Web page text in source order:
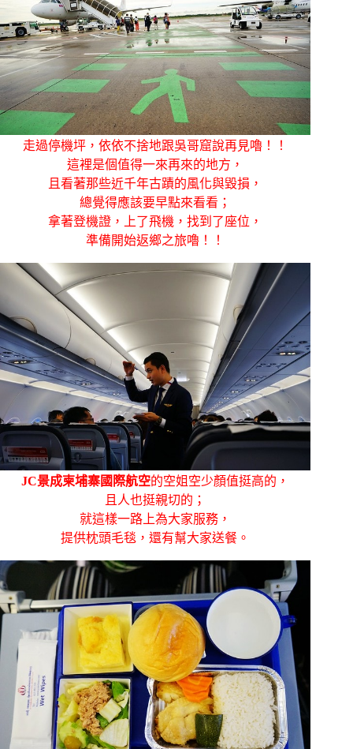
走過停機坪，依依不捨地跟吳哥窟說再見嚕！！
這裡是個值得一來再來的地方，
且看著那些近千年古蹟的風化與毀損，
總覺得應該要早點來看看；
拿著登機證，上了飛機，找到了座位，
準備開始返鄉之旅嚕！！
JC景成柬埔寨國際航空的空姐空少顏值挺高的，
且人也挺親切的；
就這樣一路上為大家服務，
提供枕頭毛毯，還有幫大家送餐。